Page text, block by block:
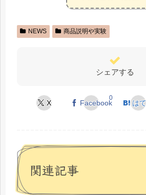
NEWS 商品説明や実験
シェアする
X Facebook
0
は
関連記事